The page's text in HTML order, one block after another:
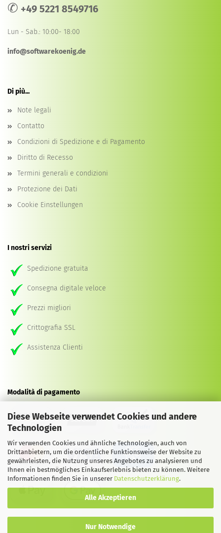
Diese Webseite verwendet Cookies und andere
Technologien
Wir verwenden Cookies und ähnliche Technologien, auch von
Drittanbietern, um die ordentliche Funktionsweise der Website zu
gewährleisten, die Nutzung unseres Angebotes zu analysieren und
Ihnen ein bestmögliches Einkaufserlebnis bieten zu können. Weitere
Informationen finden Sie in unserer Datenschutzerklärung.
Alle Akzeptieren
Nur Notwendige
✆ +49 5221 8549716
Lun - Sab.: 10:00- 18:00
info@softwarekoenig.de
Di più...
Note legali
Contatto
Condizioni di Spedizione e di Pagamento
Diritto di Recesso
Termini generali e condizioni
Protezione dei Dati
Cookie Einstellungen
I nostri servizi
Spedizione gratuita
Consegna digitale veloce
Prezzi migliori
Crittografia SSL
Assistenza Clienti
Modalità di pagamento